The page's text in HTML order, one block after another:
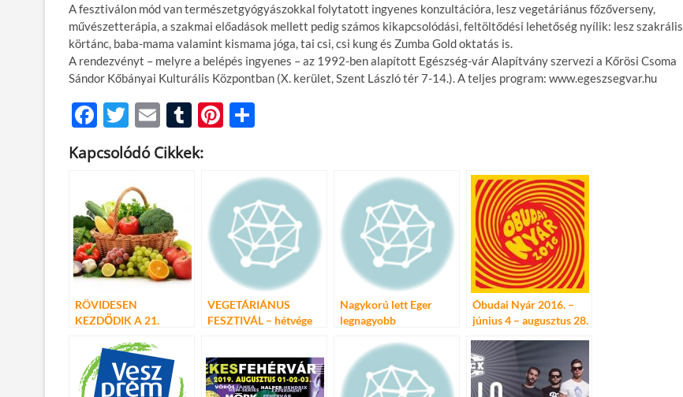
A fesztiválon mód van természetgyógyászokkal folytatott ingyenes konzultációra, lesz vegetáriánus főzőverseny,
művészetterápia, a szakmai előadások mellett pedig számos kikapcsolódási, feltöltődési lehetőség nyílik: lesz szakrális
körtánc, baba-mama valamint kismama jóga, tai csi, csi kung és Zumba Gold oktatás is.
A rendezvényt – melyre a belépés ingyenes – az 1992-ben alapított Egészség-vár Alapítvány szervezi a Kőrösi Csoma
Sándor Kőbányai Kulturális Központban (X. kerület, Szent László tér 7-14.). A teljes program: www.egeszsegvar.hu
F
ac
e
o
o
k
T
w
itt
er
E
m
ail
T
u
m
Pi
es m
e
g
Kapcsolódó Cikkek:
RÖVIDESEN
KEZDŐDIK A 21.
FESZTIVÁL
VEGETÁRIÁNUS
FESZTIVÁL – hétvége
Nagykorú lett Eger
legnagyobb
fesztiválja – XVIII. Egri
Bikavér Ünnep
Óbudai Nyár 2016. –
június 4 – augusztus 28.